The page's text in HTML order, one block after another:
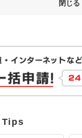
Tips